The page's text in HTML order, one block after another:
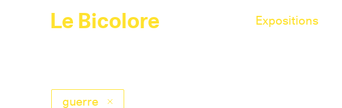
Le Bicolore Expositions
guerre